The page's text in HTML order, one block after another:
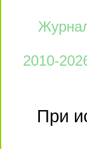
2010-
При